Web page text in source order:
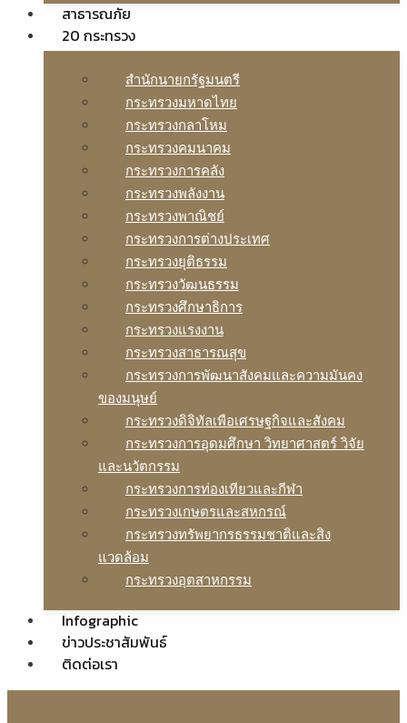
สาธารณภัย
20 กระทรวง
สํานักนายกรัฐมนตรี
กระทรวงมหาดไทย
กระทรวงกลาโหม
กระทรวงคมนาคม
กระทรวงการคลัง
กระทรวงพลังงาน
กระทรวงพาณิชย์
กระทรวงการต่างประเทศ
กระทรวงยุติธรรม
กระทรวงวัฒนธรรม
กระทรวงศึกษาธิการ
กระทรวงแรงงาน
กระทรวงสาธารณสุข
กระทรวงการพัฒนาสังคมและความมันคง
ของมนุษย์
กระทรวงดิจิทัลเพือเศรษฐกิจและสังคม
กระทรวงการอุดมศึกษา วิทยาศาสตร์ วิจัย
และนวัตกรรม
กระทรวงการท่องเทียวและกีฬา
กระทรวงเกษตรและสหกรณ์
กระทรวงทรัพยากรธรรมชาติและสิง
แวดล้อม
กระทรวงอุตสาหกรรม
Infographic
ข่าวประชาสัมพันธ์
ติดต่อเรา